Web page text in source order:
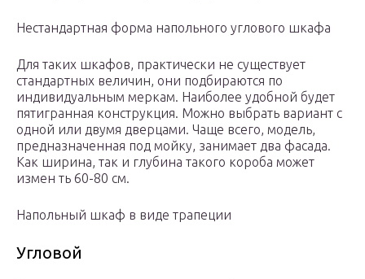
Нестандартная форма напольного углового шкафа
Для таких шкафов, практически не существует
стандартных величин, они подбираются по
индивидуальным меркам. Наиболее удобной будет
пятигранная конструкция. Можно выбрать вариант с
одной или двумя дверцами. Чаще всего, модель,
предназначенная под мойку, занимает два фасада.
Как ширина, так и глубина такого короба может
измен ть 60-80 см.
Напольный шкаф в виде трапеции
Угловой